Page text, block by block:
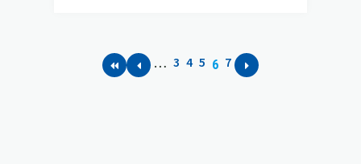
… 3 4 5 6 7